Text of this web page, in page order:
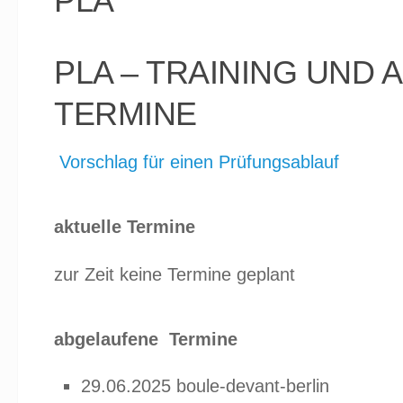
PLA – TRAINING UND
TERMINE
Vorschlag für einen Prüfungsablauf
aktuelle Termine
zur Zeit keine Termine geplant
abgelaufene Termine
29.06.2025 boule-devant-berlin